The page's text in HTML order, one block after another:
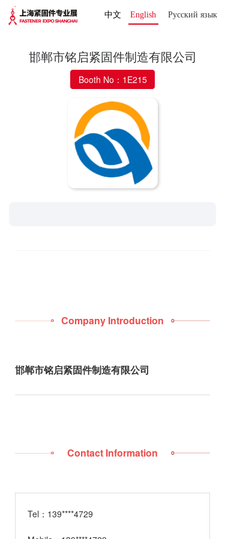
中文 English Русский язык
邯郸市铭启紧固件制造有限公司
Booth No：1E215
Company Introduction
邯郸市铭启紧固件制造有限公司
Contact Information
Tel： 139****4729